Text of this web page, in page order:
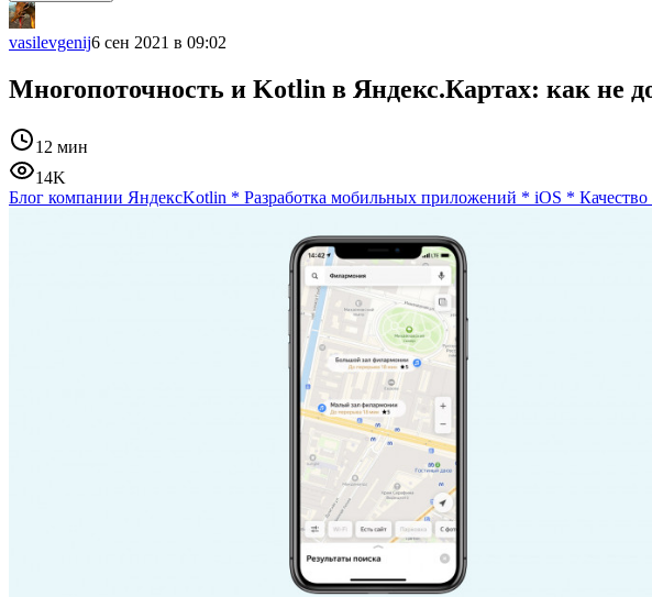
vasilevgenij6 сен 2021 в 09:02
Многопоточность и Kotlin в Яндекс.Картах: как не
12 мин
14K
Блог компании ЯндексKotlin * Разработка мобильных приложений * iOS * Качество